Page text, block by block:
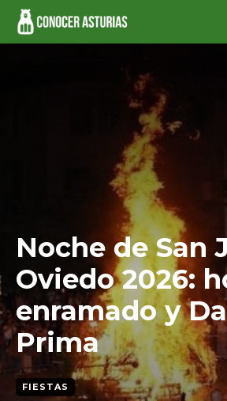
Noche de San
Oviedo 2026:
enramado y
Prima
FIESTAS